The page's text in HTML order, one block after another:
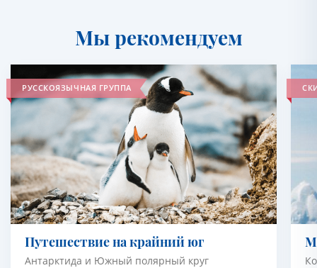
Мы рекомендуем
РУССКОЯЗЫЧНАЯ ГРУППА
Путешествие на крайний юг
Антарктида и Южный полярный круг